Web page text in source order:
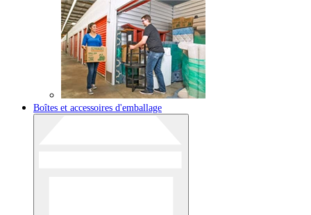
Boîtes et accessoires d'emballage